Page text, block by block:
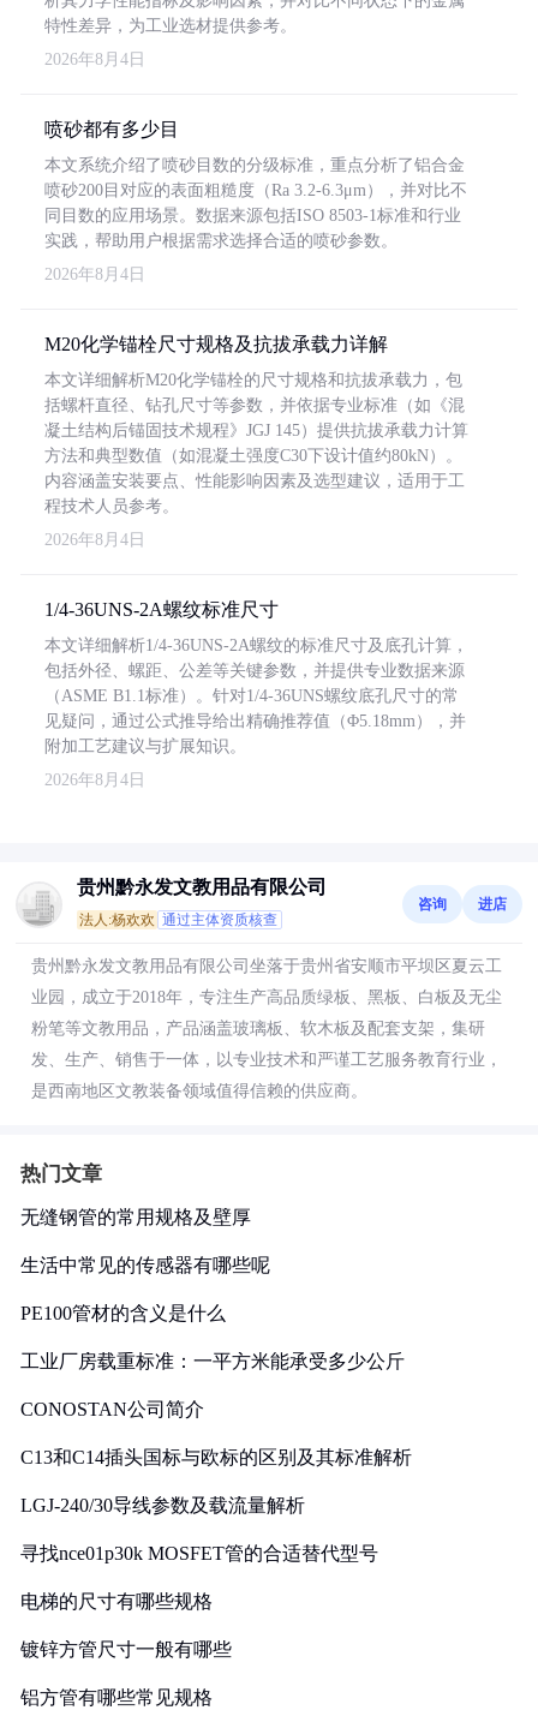
特性差异，为工业选材提供参考。
2026年8月4日
喷砂都有多少目
本文系统介绍了喷砂目数的分级标准，重点分析了铝合金
喷砂200目对应的表面粗糙度（Ra 3.2-6.3μm），并对比不
同目数的应用场景。数据来源包括ISO 8503-1标准和行业
实践，帮助用户根据需求选择合适的喷砂参数。
2026年8月4日
M20化学锚栓尺寸规格及抗拔承载力详解
本文详细解析M20化学锚栓的尺寸规格和抗拔承载力，包
括螺杆直径、钻孔尺寸等参数，并依据专业标准（如《混
凝土结构后锚固技术规程》JGJ 145）提供抗拔承载力计算
方法和典型数值（如混凝土强度C30下设计值约80kN）。
内容涵盖安装要点、性能影响因素及选型建议，适用于工
程技术人员参考。
2026年8月4日
1/4-36UNS-2A螺纹标准尺寸
本文详细解析1/4-36UNS-2A螺纹的标准尺寸及底孔计算，
包括外径、螺距、公差等关键参数，并提供专业数据来源
（ASME B1.1标准）。针对1/4-36UNS螺纹底孔尺寸的常
见疑问，通过公式推导给出精确推荐值（Φ5.18mm），并
附加工艺建议与扩展知识。
2026年8月4日
贵州黔永发文教用品有限公司
法人:杨欢欢 通过主体资质核查
咨询 进店
贵州黔永发文教用品有限公司坐落于贵州省安顺市平坝区夏云工
业园，成立于2018年，专注生产高品质绿板、黑板、白板及无尘
粉笔等文教用品，产品涵盖玻璃板、软木板及配套支架，集研
发、生产、销售于一体，以专业技术和严谨工艺服务教育行业，
是西南地区文教装备领域值得信赖的供应商。
热门文章
无缝钢管的常用规格及壁厚
生活中常见的传感器有哪些呢
PE100管材的含义是什么
工业厂房载重标准：一平方米能承受多少公斤
CONOSTAN公司简介
C13和C14插头国标与欧标的区别及其标准解析
LGJ-240/30导线参数及载流量解析
寻找nce01p30k MOSFET管的合适替代型号
电梯的尺寸有哪些规格
镀锌方管尺寸一般有哪些
铝方管有哪些常见规格